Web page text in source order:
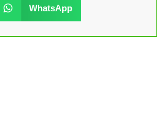
WhatsApp